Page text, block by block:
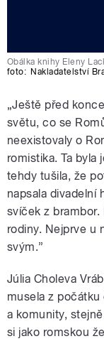
Obálka knihy Eleny
foto: Nakladatelství
„Ještě před
světu, co se
neexistovaly o
romistika. Ta byla
tehdy tušila, že
napsala divadelní
svíček z
rodiny. Nejprve u
svým.”
Júlia Choleva
musela z
a komunity,
si jako romskou